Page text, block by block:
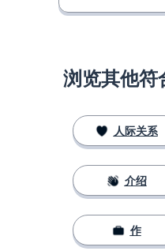
浏览其他符
人际关系
介绍
作